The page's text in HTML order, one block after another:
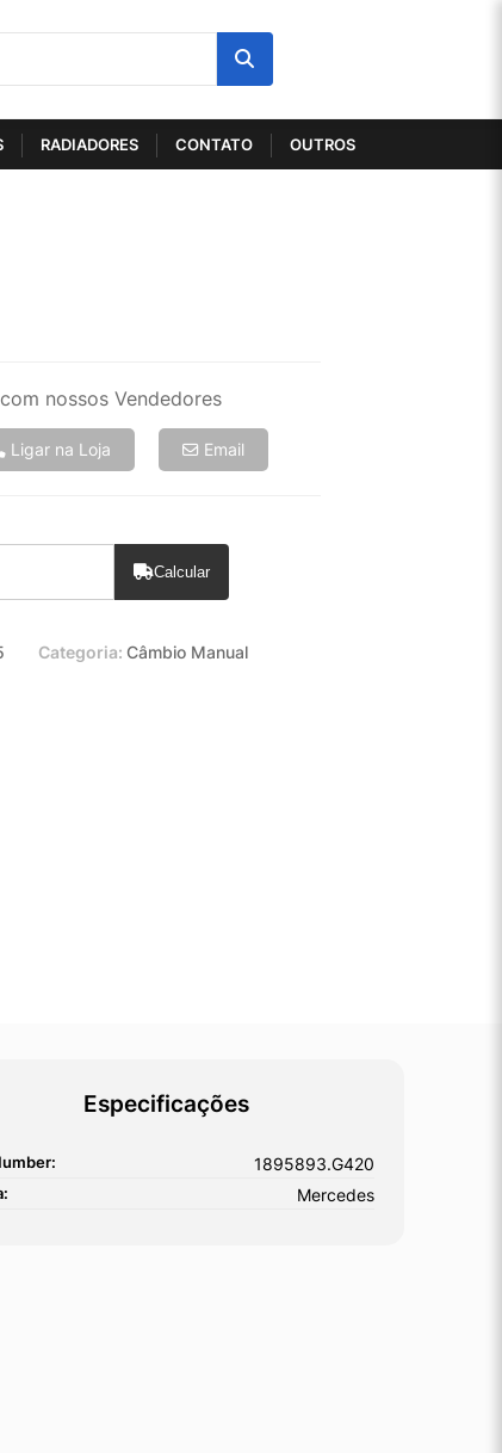
RADIADORES CONTATO OUTROS
nossos Vendedores
Ligar na Loja Email
Calcular
Categoria: Câmbio Manual
Especificações
1895893.G420
Mercedes